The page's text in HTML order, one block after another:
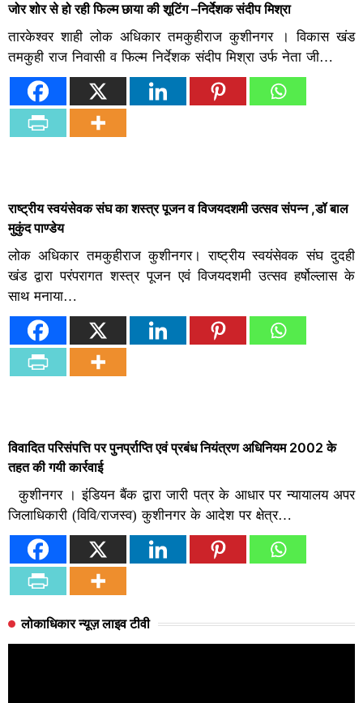
जोर शोर से हो रही फिल्म छाया की शूटिंग –निर्देशक संदीप मिश्रा
तारकेश्वर शाही लोक अधिकार तमकुहीराज कुशीनगर । विकास खंड
तमकुही राज निवासी व फिल्म निर्देशक संदीप मिश्रा उर्फ नेता जी…
राष्ट्रीय स्वयंसेवक संघ का शस्त्र पूजन व विजयदशमी उत्सव संपन्न ,डॉ बाल
मुकुंद पाण्डेय
लोक अधिकार तमकुहीराज कुशीनगर। राष्ट्रीय स्वयंसेवक संघ दुदही
खंड द्वारा परंपरागत शस्त्र पूजन एवं विजयदशमी उत्सव हर्षोल्लास के
साथ मनाया…
विवादित परिसंपत्ति पर पुनर्प्राप्ति एवं प्रबंध नियंत्रण अधिनियम 2002 के
तहत की गयी कार्रवाई
कुशीनगर । इंडियन बैंक द्वारा जारी पत्र के आधार पर न्यायालय अपर
जिलाधिकारी (विवि/राजस्व) कुशीनगर के आदेश पर क्षेत्र…
लोकाधिकार न्यूज़ लाइव टीवी